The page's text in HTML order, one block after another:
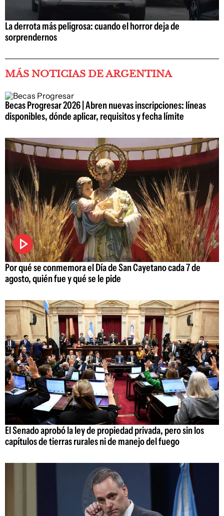
La derrota más peligrosa: cuando el horror deja de
sorprendernos
MÁS NOTICIAS DE ARGENTINA
Becas Progresar 2026 | Abren nuevas inscripciones: líneas
disponibles, dónde aplicar, requisitos y fecha límite
Por qué se conmemora el Día de San Cayetano cada 7 de
agosto, quién fue y qué se le pide
El Senado aprobó la ley de propiedad privada, pero sin los
capítulos de tierras rurales ni de manejo del fuego